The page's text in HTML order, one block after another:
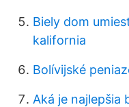
Biely dom
kalifornia
Bolívijské
Aká je najlepšia